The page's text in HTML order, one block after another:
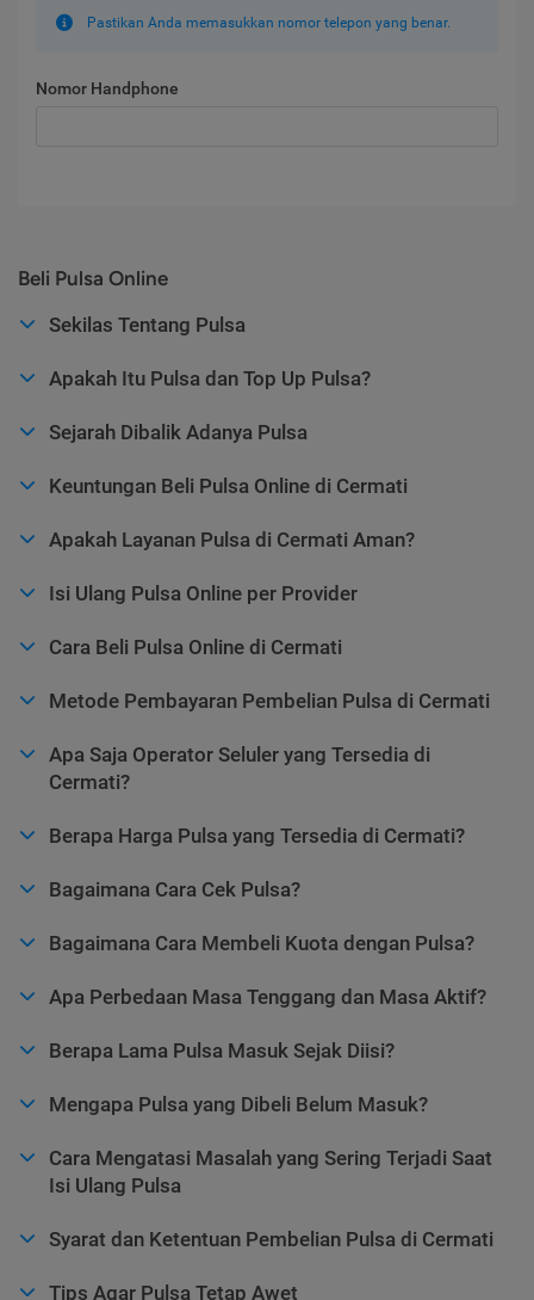
Pastikan Anda memasukkan nomor telepon yang benar.
Nomor Handphone
Beli Pulsa Online
Sekilas Tentang Pulsa
Apakah Itu Pulsa dan Top Up Pulsa?
Sejarah Dibalik Adanya Pulsa
Keuntungan Beli Pulsa Online di Cermati
Apakah Layanan Pulsa di Cermati Aman?
Isi Ulang Pulsa Online per Provider
Cara Beli Pulsa Online di Cermati
Metode Pembayaran Pembelian Pulsa di Cermati
Apa Saja Operator Seluler yang Tersedia di
Cermati?
Berapa Harga Pulsa yang Tersedia di Cermati?
Bagaimana Cara Cek Pulsa?
Bagaimana Cara Membeli Kuota dengan Pulsa?
Apa Perbedaan Masa Tenggang dan Masa Aktif?
Berapa Lama Pulsa Masuk Sejak Diisi?
Mengapa Pulsa yang Dibeli Belum Masuk?
Cara Mengatasi Masalah yang Sering Terjadi Saat
Isi Ulang Pulsa
Syarat dan Ketentuan Pembelian Pulsa di Cermati
Tips Agar Pulsa Tetap Awet